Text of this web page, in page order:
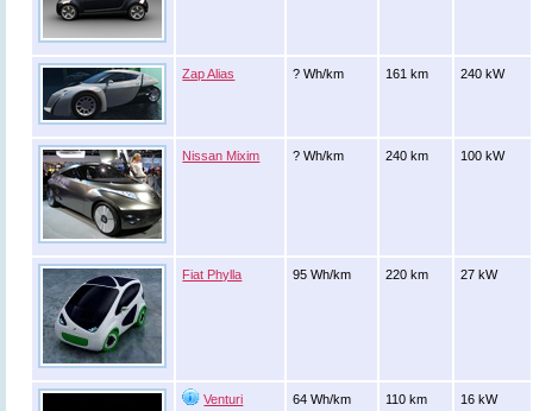
Zap Alias ? Wh/km 161 km 240 kW
Nissan Mixim ? Wh/km 240 km 100 kW
Fiat Phylla 95 Wh/km 220 km 27 kW
Venturi
64 Wh/km 110 km 16 kW